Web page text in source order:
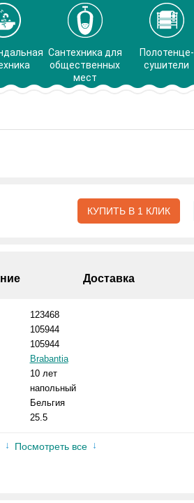
Сантехника для
общественных
мест
Полотенце-
сушители
КУПИТЬ В 1 КЛИК
Доставка
123468
105944
105944
Brabantia
10 лет
напольный
Бельгия
25.5
Посмотреть все